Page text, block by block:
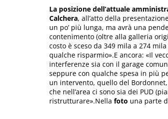
La posizione dell’attuale
Calchera, all’atto della
un po’ più lunga, ma avrà una
contenimento (oltre alla galleria
costo è sceso da 349 mila a 274
qualche risparmio».E ancora: «Il
interferenze sia con il garage
seppure con qualche spesa in più
un intervento, quello del
che nell’area ci sono sia dei PUD
ristrutturare».Nella foto una parte